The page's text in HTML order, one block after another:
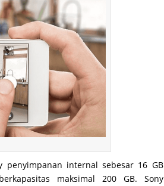
penyimpanan internal sebesar 16 GB
maksimal 200 GB. Sony